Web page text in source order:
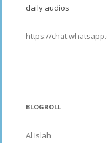
daily audios
https://
BLOGROLL
Al Islah